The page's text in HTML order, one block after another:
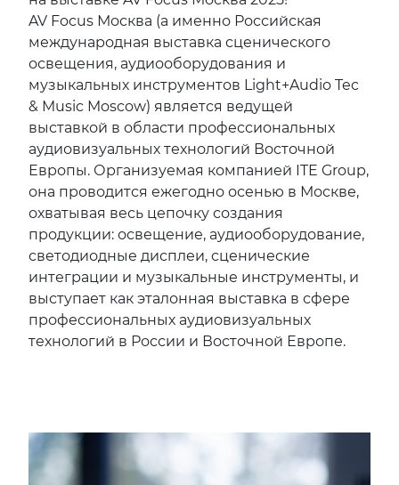
AV Focus Москва (а именно Российская
международная выставка сценического
освещения, аудиооборудования и
музыкальных инструментов Light+Audio Tec
& Music Moscow) является ведущей
выставкой в области профессиональных
аудиовизуальных технологий Восточной
Европы. Организуемая компанией ITE Group,
она проводится ежегодно осенью в Москве,
охватывая весь цепочку создания
продукции: освещение, аудиооборудование,
светодиодные дисплеи, сценические
интеграции и музыкальные инструменты, и
выступает как эталонная выставка в сфере
профессиональных аудиовизуальных
технологий в России и Восточной Европе.